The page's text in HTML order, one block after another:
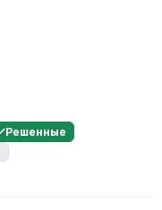
Решенные